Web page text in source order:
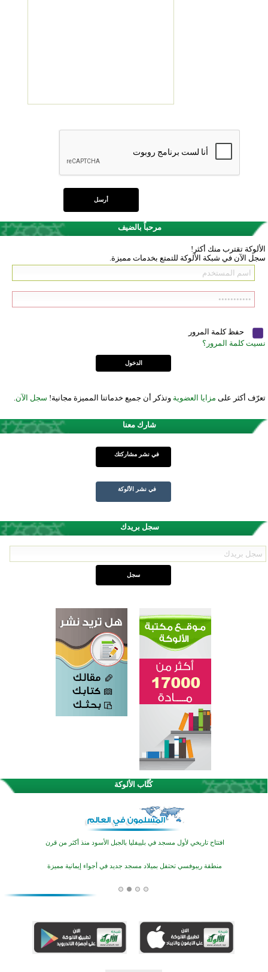
مرحباً بالضيف
الألوكة تقترب منك أكثر!
سجل الآن في شبكة الألوكة للتمتع بخدمات مميزة.
حفظ كلمة المرور
نسيت كلمة المرور؟
تعرّف أكثر على مزايا العضوية وتذكر أن جميع خدماتنا المميزة مجانية! سجل الآن
شارك معنا
في نشر مشاركتك
في نشر الألوكة
سجل بريدك
كُتَّاب الألوكة
اختتام الدورة التاسعة لمسابقة حفظ وتلاوة القرآن الكريم في أزناكاييف
تيسليتش تختتم برنامجا تعليميا لتعزيز القيم وبناء الشخصية للشباب المسلمين
اختتام منافسات قرآنية متميزة في بنغلاديش بمشاركة 3000 متسابق
افتتاح تاريخي لأول مسجد في بلييفليا بالجبل الأسود منذ أكثر من قرن
منطقة ريبوفسي تحتفل بميلاد مسجد جديد في أجواء إيمانية مميزة
أكبر مشروع إسلامي في ريف أستراليا يفتتح أبوابه بعد سنوات من العمل والعطاء
اختتام الدورة التاسعة لمسابقة حفظ وتلاوة القرآن الكريم في أزناكاييف